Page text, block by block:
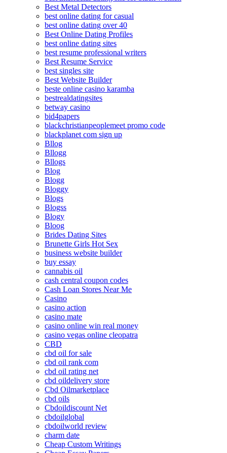
Best Metal Detectors
best online dating for casual
best online dating over 40
Best Online Dating Profiles
best online dating sites
best resume professional writers
Best Resume Service
best singles site
Best Website Builder
beste online casino karamba
bestrealdatingsites
betway casino
bid4papers
blackchristianpeoplemeet promo code
blackplanet com sign up
Bllog
Bllogg
Bllogs
Blog
Blogg
Bloggy
Blogs
Blogss
Blogy
Bloog
Brides Dating Sites
Brunette Girls Hot Sex
business website builder
buy essay
cannabis oil
cash central coupon codes
Cash Loan Stores Near Me
Casino
casino action
casino mate
casino online win real money
casino vegas online cleopatra
CBD
cbd oil for sale
cbd oil rank com
cbd oil rating net
cbd oildelivery store
Cbd Oilmarketplace
cbd oils
Cbdoildiscount Net
cbdoilglobal
cbdoilworld review
charm date
Cheap Custom Writings